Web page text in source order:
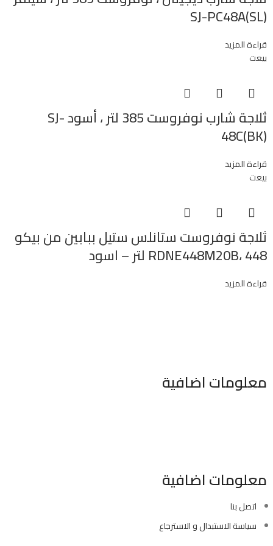
SJ-PC48A(SL)
قراءة المزيد
بيعت
ثلاجة شارب نوفروست 385 لتر ، أسود SJ-
48C(BK)
قراءة المزيد
بيعت
ثلاجة نوفروست ستانلس ستيل ببابين من بيكو
RDNE448M20B، 448 لتر – اسود
قراءة المزيد
معلومات اضافية
معلومات اضافية
اتصل بنا
سياسة الاستبدال و الاسترجاع